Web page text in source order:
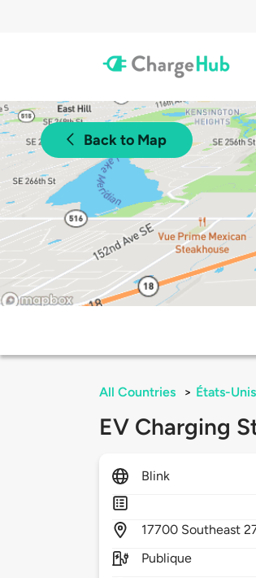
Back to Map
All Countries > États-Unis
EV Charging
Blink
17700 Southeast
Publique